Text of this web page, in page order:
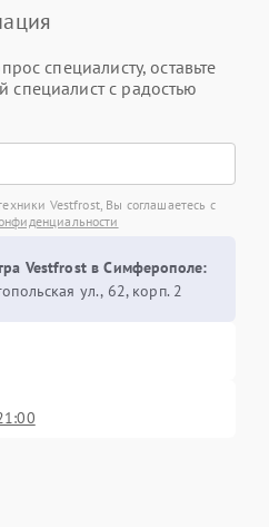
специалисту, оставьте
с радостью
Vestfrost, Вы соглашаетесь с
Vestfrost в Симферополе:
ул., 62, корп. 2